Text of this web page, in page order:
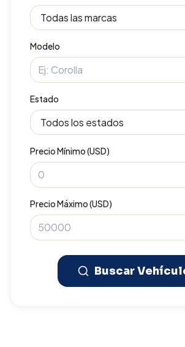
Modelo
Estado
Precio Mínimo (USD)
Precio Máximo (USD)
Buscar